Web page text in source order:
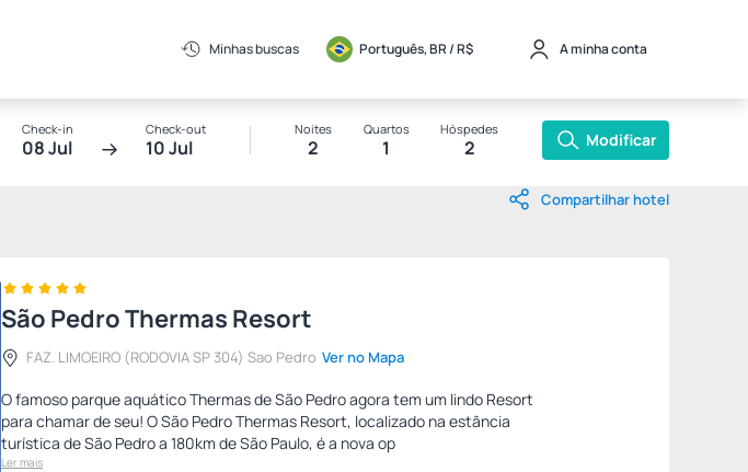
Minhas buscas Português, BR / R$ A minha conta
Check-in
08 Jul
Check-out
10 Jul
Noites
2
Quartos
1
Hóspedes
2 Modificar
Compartilhar hotel
São Pedro Thermas Resort
FAZ. LIMOEIRO (RODOVIA SP 304) Sao Pedro Ver no Mapa
O famoso parque aquático Thermas de São Pedro agora tem um lindo Resort
para chamar de seu! O São Pedro Thermas Resort, localizado na estância
turística de São Pedro a 180km de São Paulo, é a nova op
Ler mais